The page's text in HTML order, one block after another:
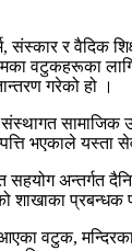
संस्कार र वैदिक
वटुकहरूका
गरेको हो ।
सामाजिक
भएकाले यस्ता
अन्तर्गत
शाखाका
वटुक,